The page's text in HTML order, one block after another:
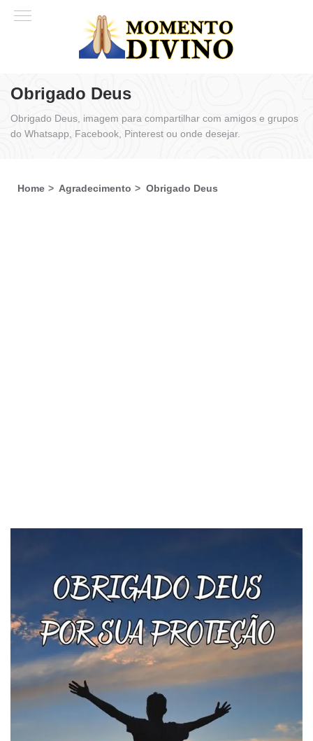
Obrigado Deus
Obrigado Deus, imagem para compartilhar com amigos e grupos
do Whatsapp, Facebook, Pinterest ou onde desejar.
Home Agradecimento Obrigado Deus